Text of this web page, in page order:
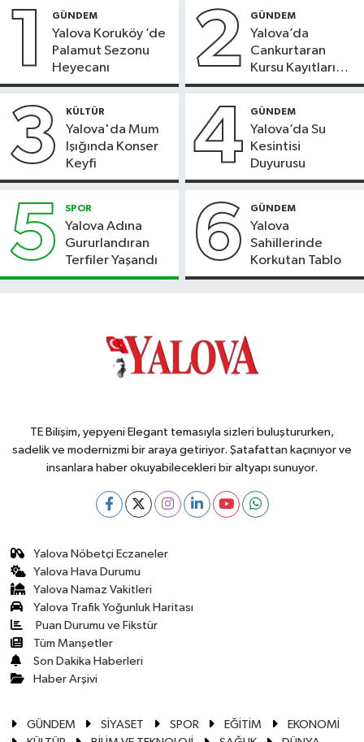
1 GÜNDEM
Yalova Koruköy ’de
Palamut Sezonu
Heyecanı
2 GÜNDEM
Yalova’da
Cankurtaran
Kursu Kayıtları
Başladı
3 KÜLTÜR
Yalova'da Mum
Işığında Konser
Keyfi
4 GÜNDEM
Yalova’da Su
Kesintisi
Duyurusu
5 SPOR
Yalova Adına
Gururlandıran
Terfiler Yaşandı
6 GÜNDEM
Yalova
Sahillerinde
Korkutan Tablo
TE Bilişim, yepyeni Elegant temasıyla sizleri buluştururken,
sadelik ve modernizmi bir araya getiriyor. Şatafattan kaçınıyor ve
insanlara haber okuyabilecekleri bir altyapı sunuyor.
Yalova Nöbetçi Eczaneler
Yalova Hava Durumu
Yalova Namaz Vakitleri
Yalova Trafik Yoğunluk Haritası
Puan Durumu ve Fikstür
Tüm Manşetler
Son Dakika Haberleri
Haber Arşivi
GÜNDEM SİYASET SPOR EĞİTİM
EKONOMİ